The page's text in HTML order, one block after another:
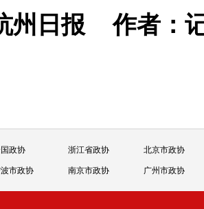
州日报作者：
政协 浙江省政协 北京市政协
市政协 南京市政协 广州市政协